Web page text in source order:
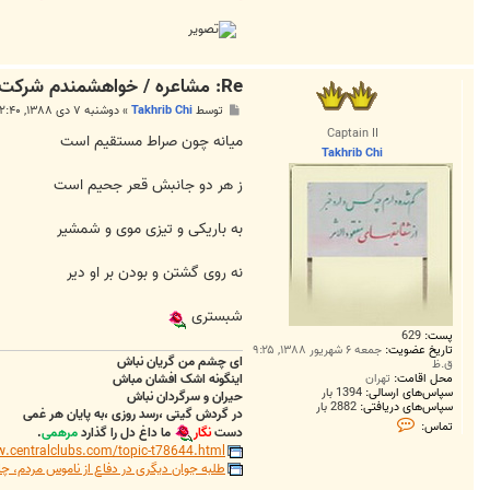
Captain II
Takhrib Chi
پست: 629
تاریخ عضویت: جمعه ۶ شهریور ۱۳۸۸, ۹:۲۵
ق.ظ
محل اقامت: تهران
سپاس‌های ارسالی: 1394 بار
سپاس‌های دریافتی: 2882 بار
تماس:
ت
Re: مشاعره / خواهشمندم شرکت بفرماييد.
ت
توسطTakhrib Chi
»دوشنبه ۷ دی ۱۳۸۸, ۲:۴۰ ب.ظ
میانه چون صراط مستقیم است
ز هر دو جانبش قعر جحیم است
به باریکی و تیزی موی و شمشیر
نه روی گشتن و بودن بر او دیر
شبستری
ای چشم من گریان نباش
اینگونه اشک افشان مباش
حیران و سرگردان نباش
در گردش گیتی ،رسد روزی ،به پایان هر غمی
دستنگار ما داغ دل را گذاردمرهمی.
topic-t78644.html
طلبه جوان دیگری در دفاع از ناموس مردم،